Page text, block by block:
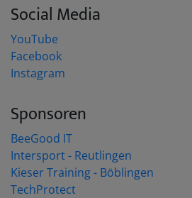
Social Media
YouTube
Facebook
Instagram
Sponsoren
BeeGood IT
Intersport - Reutlingen
Kieser Training - Böblingen
TechProtect